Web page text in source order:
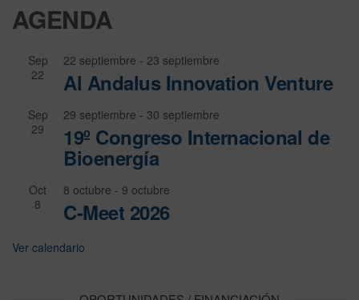
AGENDA
Sep
22
22 septiembre - 23 septiembre
Al Andalus Innovation Venture
Sep
29
29 septiembre - 30 septiembre
19º Congreso Internacional de
Bioenergía
Oct
8
8 octubre - 9 octubre
C-Meet 2026
Ver calendario